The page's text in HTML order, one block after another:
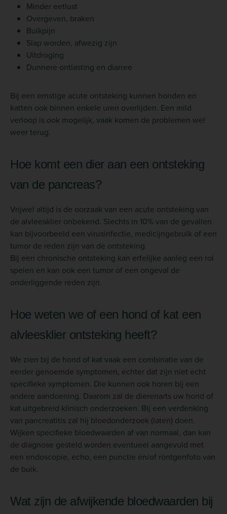
Minder eetlust
Overgeven, braken
Buikpijn
Slap worden, afwezig zijn
Uitdroging
Dunnere ontlasting en diarree
Bij een ernstige acute ontsteking kunnen honden en
katten ook binnen enkele uren overlijden. Een mild
verloop is ook mogelijk, vaak komen de problemen wel
weer terug.
Hoe komt een dier aan een ontsteking
van de pancreas?
Vrijwel altijd is de oorzaak van een acute ontsteking van
de alvleesklier onbekend. Slechts in 10% van de gevallen
kan bijvoorbeeld een virusinfectie, medicijngebruik of een
tumor de reden zijn van de ontsteking.
Bij een chronische ontsteking kan erfelijke aanleg een rol
spelen en kan ook een tumor of een ongeval de
onderliggende reden zijn.
Hoe weten we of een hond of kat een
alvleesklier ontsteking heeft?
We zien bij de hond of kat vaak een combinatie van de
eerder genoemde symptomen, echter dat zijn niet echt
specifieke symptomen. Die kunnen ook horen bij een
andere aandoening. Daarom zal de dierenarts uw hond of
kat uitgebreid klinisch onderzoeken. Bij een verdenking
van pancreatitis zal hij bloedonderzoek (laten) doen.
Wijken specifieke bloedwaarden af van normaal, dan kan
de diagnose gesteld worden eventueel aangevuld met
een endoscopie, echo, een punctie en/of röntgenfoto van
de buik.
Wat zijn de afwijkende bloedwaarden bij